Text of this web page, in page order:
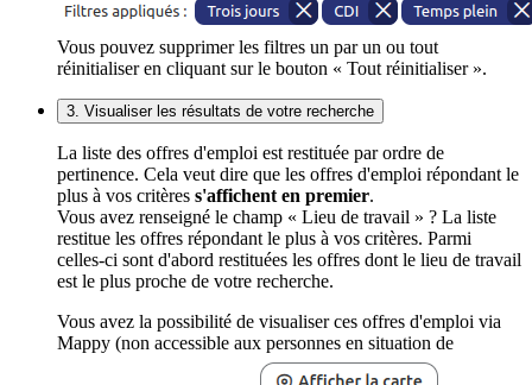
Vous pouvez supprimer les filtres un par un ou tout
réinitialiser en cliquant sur le bouton « Tout réinitialiser ».
3. Visualiser les résultats de votre recherche
La liste des offres d'emploi est restituée par ordre de
pertinence. Cela veut dire que les offres d'emploi répondant le
plus à vos critères s'affichent en premier.
Vous avez renseigné le champ « Lieu de travail » ? La liste
restitue les offres répondant le plus à vos critères. Parmi
celles-ci sont d'abord restituées les offres dont le lieu de travail
est le plus proche de votre recherche.
Vous avez la possibilité de visualiser ces offres d'emploi via
Mappy (non accessible aux personnes en situation de